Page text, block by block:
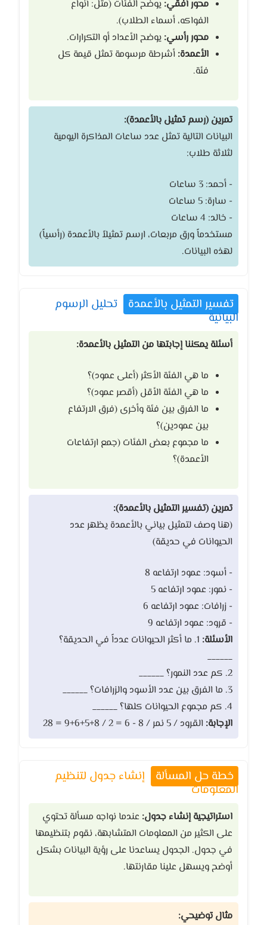
محور أفقي: يوضح الفئات (مثل: أنواع
الفواكه، أسماء الطلاب).
محور رأسي: يوضح الأعداد أو التكرارات.
الأعمدة: أشرطة مرسومة تمثل قيمة كل
فئة.
تمرين (رسم تمثيل بالأعمدة):
البيانات التالية تمثل عدد ساعات المذاكرة اليومية
لثلاثة طلاب:
- أحمد: 3 ساعات
- سارة: 5 ساعات
- خالد: 4 ساعات
مستخدماً ورق مربعات، ارسم تمثيلاً بالأعمدة (رأسياً)
لهذه البيانات.
تفسير التمثيل بالأعمدة تحليل الرسوم
البيانية
أسئلة يمكننا إجابتها من التمثيل بالأعمدة:
ما هي الفئة الأكثر (أعلى عمود)؟
ما هي الفئة الأقل (أقصر عمود)؟
ما الفرق بين فئة وأخرى (فرق الارتفاع
بين عمودين)؟
ما مجموع بعض الفئات (جمع ارتفاعات
الأعمدة)؟
تمرين (تفسير التمثيل بالأعمدة):
(هنا وصف لتمثيل بياني بالأعمدة يظهر عدد
الحيوانات في حديقة)
- أسود: عمود ارتفاعه 8
- نمور: عمود ارتفاعه 5
- زرافات: عمود ارتفاعه 6
- قرود: عمود ارتفاعه 9
الأسئلة: 1. ما أكثر الحيوانات عدداً في الحديقة؟
______
2. كم عدد النمور؟ ______
3. ما الفرق بين عدد الأسود والزرافات؟ ______
4. كم مجموع الحيوانات كلها؟ ______
الإجابة: القرود / 5 نمر / 8 - 6 = 2 / 8+5+6+9 = 28
خطة حل المسألة إنشاء جدول لتنظيم
المعلومات
استراتيجية إنشاء جدول: عندما نواجه مسألة تحتوي
على الكثير من المعلومات المتشابهة، نقوم بتنظيمها
في جدول. الجدول يساعدنا على رؤية البيانات بشكل
أوضح ويسهل علينا مقارنتها.
مثال توضيحي: